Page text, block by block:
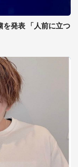
発表 「人前に立つ